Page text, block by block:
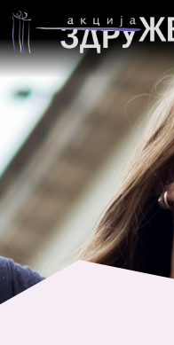
поефективни
“.